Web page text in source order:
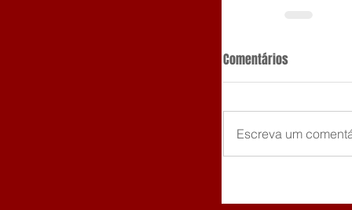
Comentários
Escreva um